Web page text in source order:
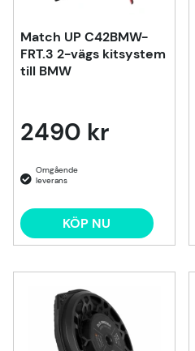
Match UP C42BMW-
FRT.3 2-vägs kitsystem
till BMW
2490 kr
KÖP NU